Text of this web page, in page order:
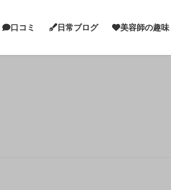
口コミ 日常ブログ 美容師の趣味